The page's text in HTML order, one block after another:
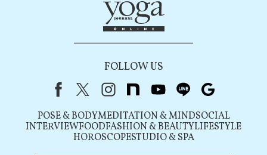
FOLLOW US
FacebookX（旧Twitter）
instagram
note youtubeline
POSE & BODYMEDITATION & MINDSOCIAL
INTERVIEWFOODFASHION & BEAUTYLIFESTYLE
HOROSCOPESTUDIO & SPA